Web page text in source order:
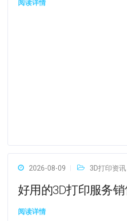
阅读详情
2026-08-09 3D打印资讯
好用的3D打印服务
阅读详情